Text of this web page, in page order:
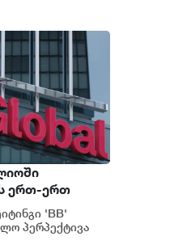
ერთ-ერთ
ინარჩუნებს -
'BB'
პერპექტივა